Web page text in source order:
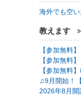
海外でも空い
教えます
【参加無料
【参加無料
【参加無料
♫9月開始！
2026年8月開